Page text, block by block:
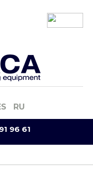
RU
96 61